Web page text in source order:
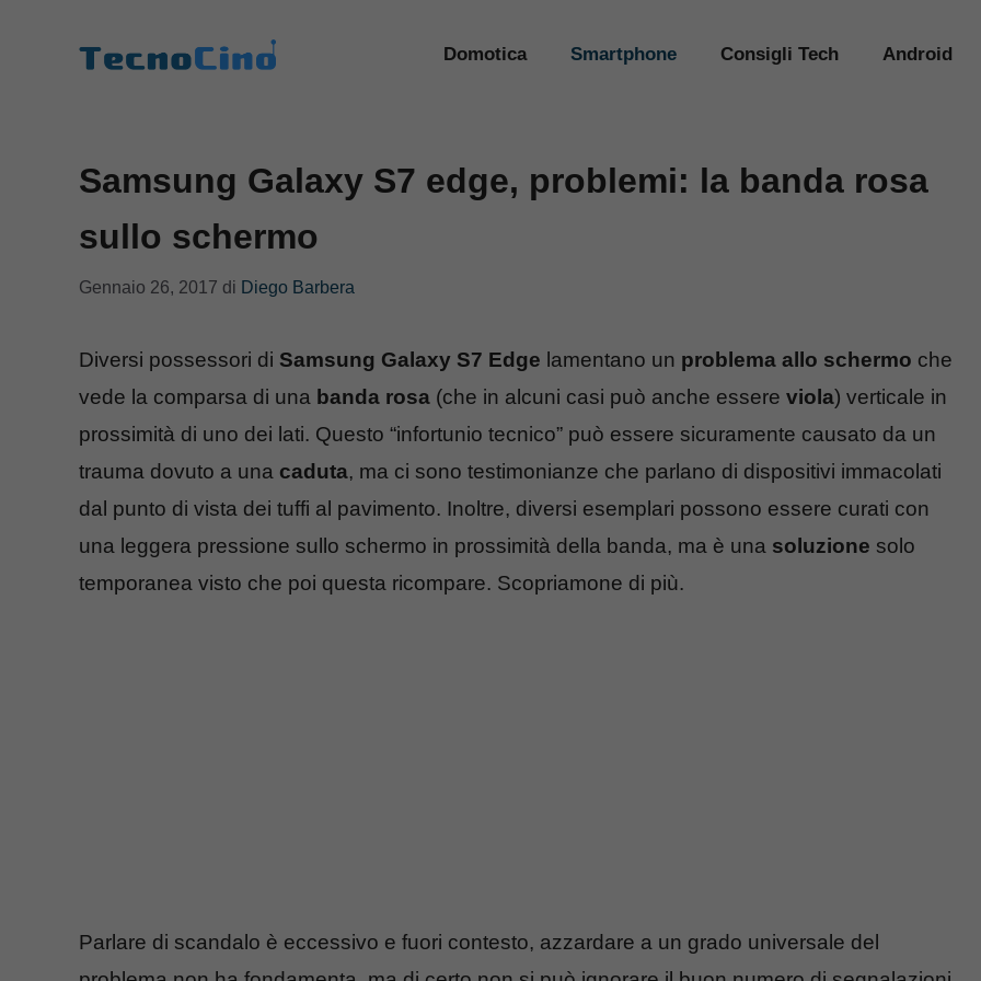
Domotica Smartphone Consigli Tech Android
Samsung Galaxy S7 edge, problemi: la banda rosa
sullo schermo
Gennaio 26, 2017 di Diego Barbera
Diversi possessori di Samsung Galaxy S7 Edge lamentano un problema allo schermo che
vede la comparsa di una banda rosa (che in alcuni casi può anche essere viola) verticale in
prossimità di uno dei lati. Questo “infortunio tecnico” può essere sicuramente causato da un
trauma dovuto a una caduta, ma ci sono testimonianze che parlano di dispositivi immacolati
dal punto di vista dei tuffi al pavimento. Inoltre, diversi esemplari possono essere curati con
una leggera pressione sullo schermo in prossimità della banda, ma è una soluzione solo
temporanea visto che poi questa ricompare. Scopriamone di più.
Parlare di scandalo è eccessivo e fuori contesto, azzardare a un grado universale del